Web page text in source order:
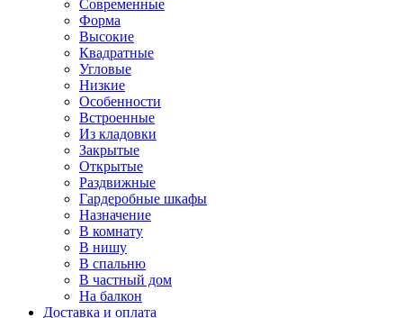
Современные
Форма
Высокие
Квадратные
Угловые
Низкие
Особенности
Встроенные
Из кладовки
Закрытые
Открытые
Раздвижные
Гардеробные шкафы
Назначение
В комнату
В нишу
В спальню
В частный дом
На балкон
Доставка и оплата